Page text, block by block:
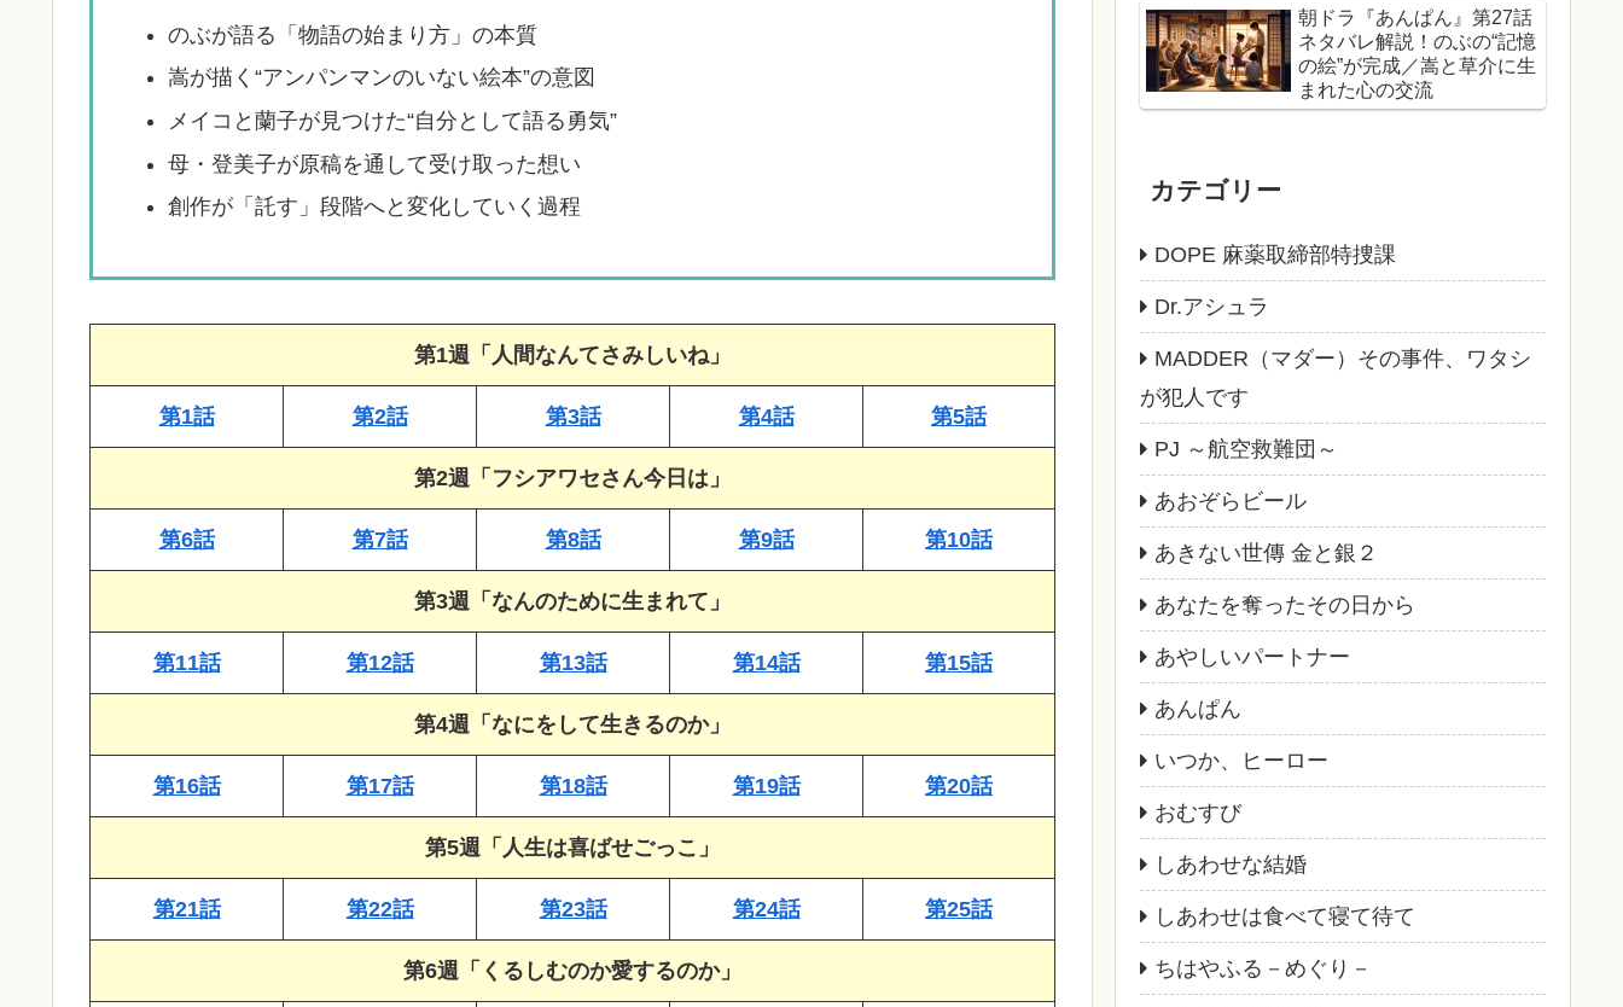
のぶが語る「物語の始まり方」の本質
嵩が描く“アンパンマンのいない絵本”の意図
メイコと蘭子が見つけた“自分として語る勇気”
母・登美子が原稿を通して受け取った想い
創作が「託す」段階へと変化していく過程
第1週「人間なんてさみしいね」
第1話 第2話 第3話 第4話 第5話
第2週「フシアワセさん今日は」
第6話 第7話 第8話 第9話 第10話
第3週「なんのために生まれて」
第11話 第12話 第13話 第14話 第15話
第4週「なにをして生きるのか」
第16話 第17話 第18話 第19話 第20話
第5週「人生は喜ばせごっこ」
第21話 第22話 第23話 第24話 第25話
第6週「くるしむのか愛するのか」
朝ドラ『あんぱん』第27話
ネタバレ解説！のぶの“記憶
の絵”が完成／嵩と草介に生
まれた心の交流
カテゴリー
DOPE 麻薬取締部特捜課
Dr.アシュラ
MADDER（マダー）その事件、ワタシ
が犯人です
PJ ～航空救難団～
あおぞらビール
あきない世傳 金と銀２
あなたを奪ったその日から
あやしいパートナー
あんぱん
いつか、ヒーロー
おむすび
しあわせな結婚
しあわせは食べて寝て待て
ちはやふる－めぐり－